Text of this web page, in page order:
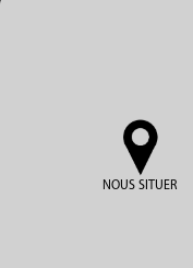
NOUS SITUER